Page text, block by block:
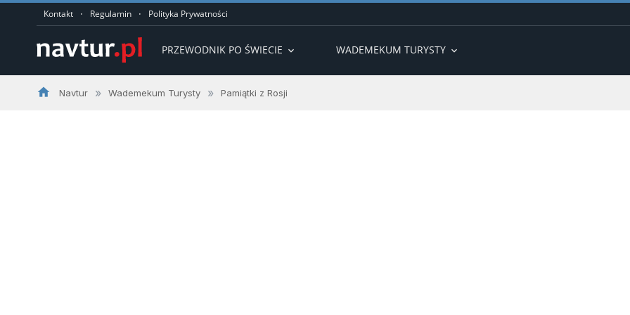
Kontakt · Regulamin · Polityka Prywatności
PRZEWODNIK PO ŚWIECIE expand_more WADEMEKUM TURYSTY expand_more
home Navtur » Wademekum Turysty » Pamiątki z Rosji